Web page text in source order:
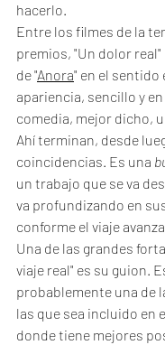
hacerlo.
Entre los filmes de la
premios, "Un dolor real"
de "Anora" en el sentido
apariencia, sencillo y
comedia, mejor dicho,
Ahí terminan, desde
coincidencias. Es una
un trabajo que se va
va profundizando en
conforme el viaje
Una de las grandes
viaje real" es su guion.
probablemente una de
las que sea incluido en
donde tiene mejores